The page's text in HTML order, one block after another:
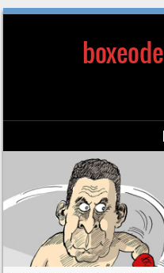
Saltar al contenido